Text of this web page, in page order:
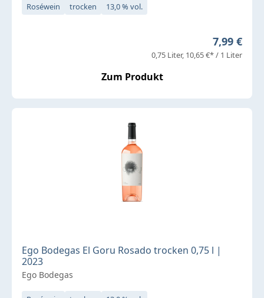
Roséwein trocken 13,0 % vol.
Regulärer
7,99 €
0,75 Liter 10,65 €* / 1 Liter
Zum Produkt
Ego Bodegas El Goru Rosado trocken 0,75 l |
2023
Ego Bodegas